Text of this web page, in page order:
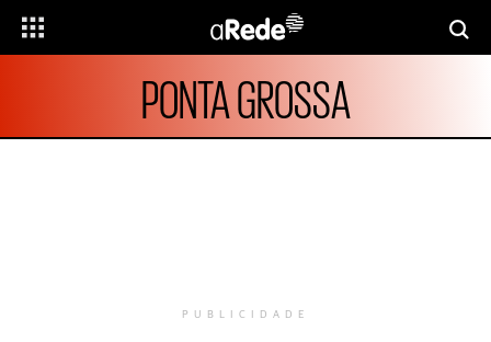
PONTA GROSSA
PUBLICIDADE